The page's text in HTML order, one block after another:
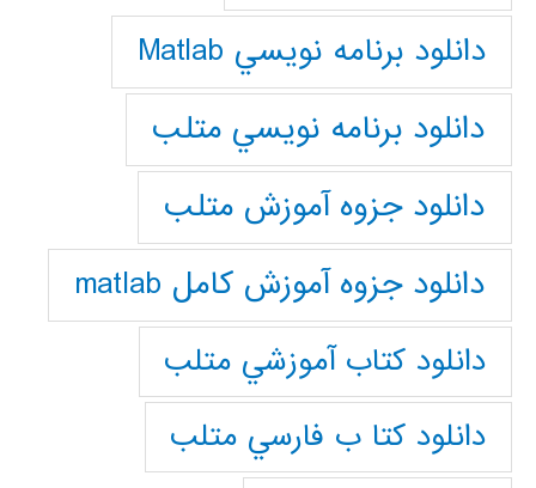
دانلود برنامه نويسي Matlab
دانلود برنامه نويسي متلب
دانلود جزوه آموزش متلب
دانلود جزوه آموزش کامل matlab
دانلود كتاب آموزشي متلب
دانلود كتا ب فارسي متلب